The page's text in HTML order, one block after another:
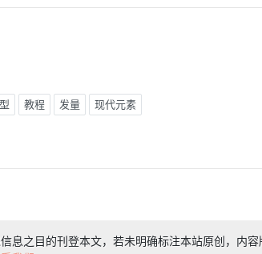
教程 发量 现代元素
息之目的刊登本文，若未明确标注本站原创，内